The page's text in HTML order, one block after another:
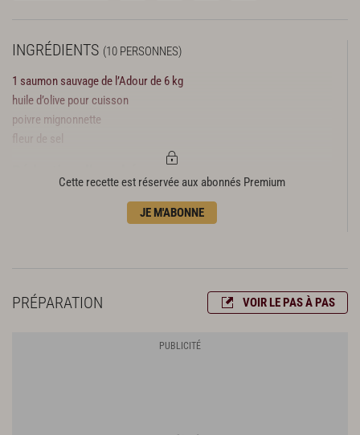
INGRÉDIENTS (10 PERSONNES)
1 saumon sauvage de l’Adour de 6 kg
huile d’olive pour cuisson
poivre mignonnette
fleur de sel
Réduction d’une béarnaise
25 cl de bouillon de pot-au-feu
2 branches d’estragon
25 g de beurre noisette
Cette recette est réservée aux abonnés Premium
JE M'ABONNE
PRÉPARATION VOIR LE PAS À PAS